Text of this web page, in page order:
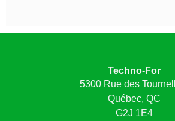
Techno-For
5300 Rue des
Québec, QC
G2J 1E4